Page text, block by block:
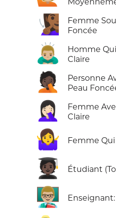
🧏🏾‍♀️
Femme
Foncée
🙇🏼‍♂️
Homme
Claire
🤦🏿
Personne
Peau
🤦🏻‍♀️
Femme
Claire
🤷‍♀️ Femme Qui
🧑🏿‍🎓 Étudiant
👨🏼‍🏫